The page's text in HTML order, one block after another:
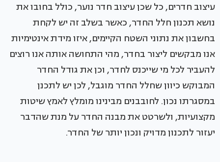
עיצוב חדרים, כל שכן עיצוב חדר נוער, כולל בחובו את
נושא תכנון חלל החדר, כאשר בשלב זה יש לקחת
בחשבון את נתוני השטח הקיימים, איזו מידת אינטימיות
אנו מבקשים ליצור בחדר, מהי התחושה אותה אנו רוצים
להעביר לכל מי שייכנס לחדר, וכן את גודל החדר
המבוקש כיוון שחלל החדר מוגבל, לכן יש לתכנן
במסגרתו נכון. לחובבנים מבינינו מומלץ לאמץ שיטות
מקצועיות, ולשרטט את מבנה החדר על מנת שהדבר
יעזור לתכנון מדויק ונכון יותר של החדר.